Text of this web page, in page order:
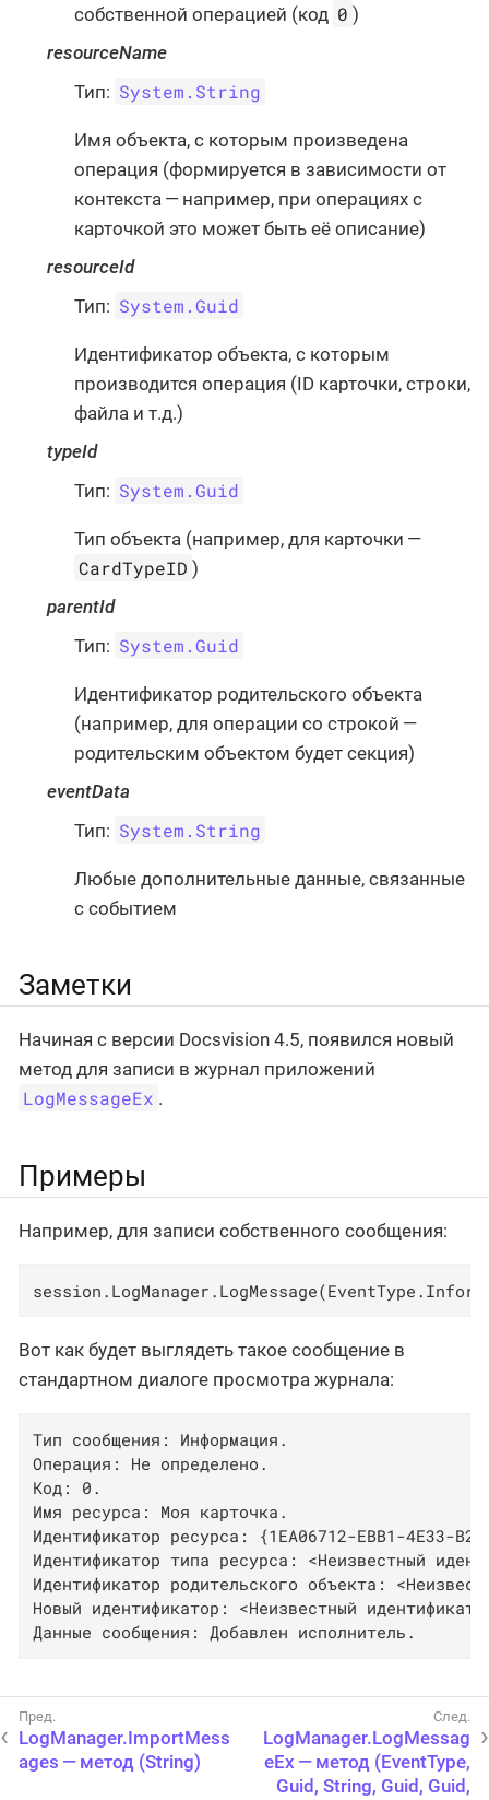
собственной операцией (код 0 )
resourceName
Тип: System.String
Имя объекта, с которым произведена
операция (формируется в зависимости от
контекста — например, при операциях с
карточкой это может быть её описание)
resourceId
Тип: System.Guid
Идентификатор объекта, с которым
производится операция (ID карточки, строки,
файла и т.д.)
typeId
Тип: System.Guid
Тип объекта (например, для карточки —
CardTypeID )
parentId
Тип: System.Guid
Идентификатор родительского объекта
(например, для операции со строкой —
родительским объектом будет секция)
eventData
Тип: System.String
Любые дополнительные данные, связанные
с событием
Заметки
Начиная с версии Docsvision 4.5, появился новый
метод для записи в журнал приложений
LogMessageEx .
Примеры
Например, для записи собственного сообщения:
Вот как будет выглядеть такое сообщение в
стандартном диалоге просмотра журнала:
Тип сообщения: Информация.
Операция: Не определено.
Код: 0.
Имя ресурса: Моя карточка.
Идентификатор ресурса: {1EA06712-EBB1-4E33-
Идентификатор типа ресурса: <Неизвестный
Идентификатор родительского объекта:
Новый идентификатор: <Неизвестный
Данные сообщения: Добавлен исполнитель.
LogManager.ImportMess
ages — метод (String)
LogManager.LogMessag
eEx — метод (EventType,
Guid, String, Guid, Guid,